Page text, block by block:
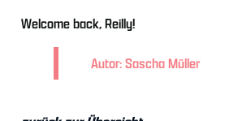
Welcome back, Reilly!
Autor: Sascha Müller